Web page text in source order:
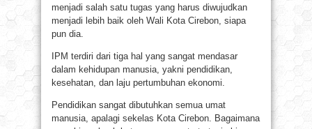
menjadi salah satu tugas yang harus diwujudkan
menjadi lebih baik oleh Wali Kota Cirebon, siapa
pun dia.
IPM terdiri dari tiga hal yang sangat mendasar
dalam kehidupan manusia, yakni pendidikan,
kesehatan, dan laju pertumbuhan ekonomi.
Pendidikan sangat dibutuhkan semua umat
manusia, apalagi sekelas Kota Cirebon. Bagaimana